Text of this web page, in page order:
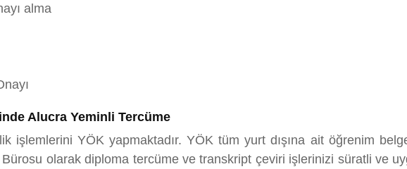
alma
Alucra Yeminli Tercüme
işlemlerini YÖK yapmaktadır. YÖK tüm yurt dışına ait öğrenim
olarak diploma tercüme ve transkript çeviri işlerinizi süratli ve